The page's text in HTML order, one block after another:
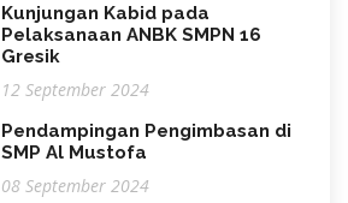
Kunjungan Kabid pada
Pelaksanaan ANBK SMPN 16
Gresik
12 September 2024
Pendampingan Pengimbasan di
SMP Al Mustofa
08 September 2024